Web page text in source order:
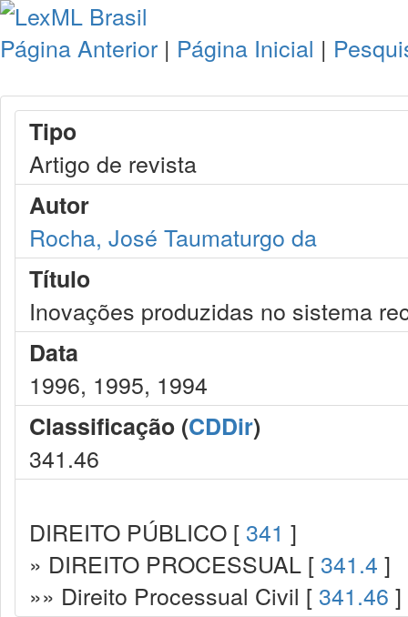
Página Anterior | Página Inicial |
Tipo
Artigo de revista
Autor
Rocha, José Taumaturgo da
Título
Inovações produzidas no sistema
Data
1996, 1995, 1994
Classificação (CDDir)
341.46
DIREITO PÚBLICO [ 341 ]
» DIREITO PROCESSUAL [ 341.4 ]
»» Direito Processual Civil [ 341.46 ]